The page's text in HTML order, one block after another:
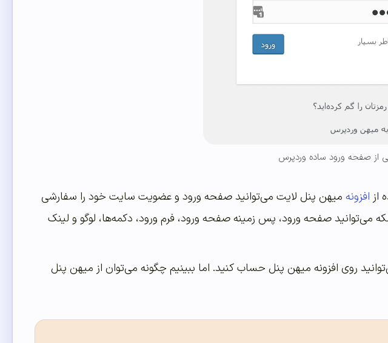
از صفحه ورود ساده وردپرس
از افزونه میهن پنل لایت می‌توانید صفحه ورود و عضویت سایت خود را سفارشی
می‌توانید صفحه ورود، پس زمینه صفحه ورود، فرم ورود، دکمه‌ها، لوگو و لینک
روی افزونه میهن پنل حساب کنید. اما ببینیم چگونه می‌توان از میهن پنل